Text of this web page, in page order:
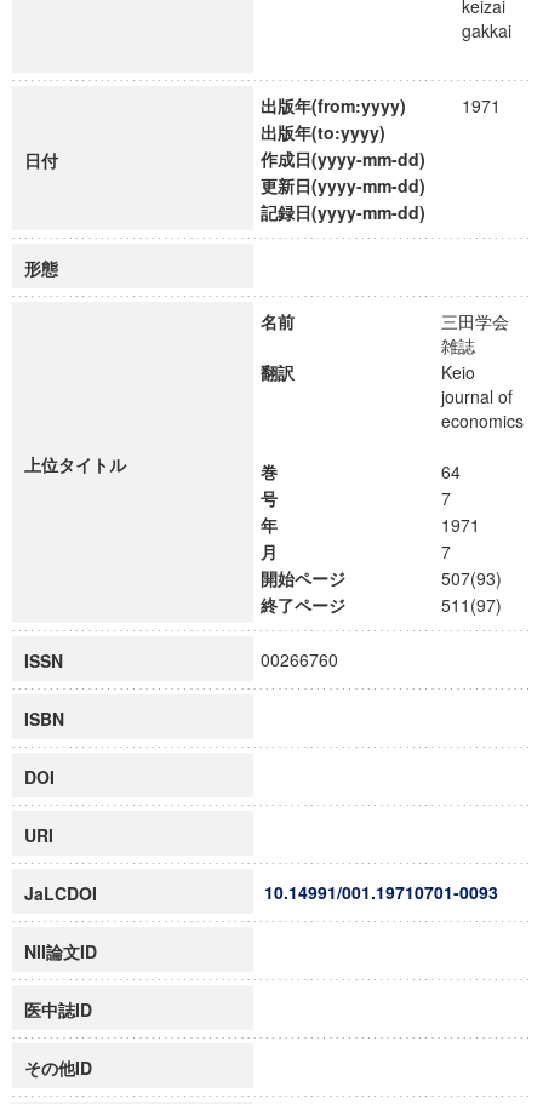
keizai
gakkai
日付
出版年(from:yyyy)
1971
出版年(to:yyyy)
作成日(yyyy-mm-dd)
更新日(yyyy-mm-dd)
記録日(yyyy-mm-dd)
形態
上位タイトル
名前
三田学会
雑誌
翻訳
Keio
journal of
economics
巻
64
号
7
年
1971
月
7
開始ページ
507(93)
終了ページ
511(97)
ISSN 00266760
ISBN
DOI
URI
JaLCDOI 10.14991/001.19710701-0093
NII論文ID
医中誌ID
その他ID